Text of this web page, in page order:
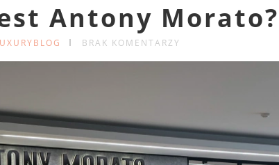
Antony Morato?
BRAK KOMENTARZY